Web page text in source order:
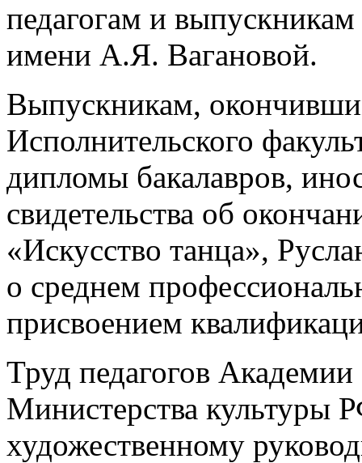
педагогам и
имени А.Я. Вагановой.
Выпускникам,
Исполнительского
дипломы бакалавров,
свидетельства об
«Искусство танца»,
о среднем
присвоением
Труд педагогов
Министерства культуры
художественному